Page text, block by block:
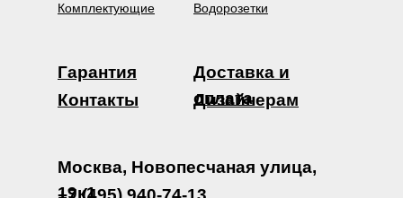
Комплектующие
Дизайнерам
Доставка и
оплата
Гарантия
Контакты
Москва, Новопесчаная улица,
19к1
Водорозетки